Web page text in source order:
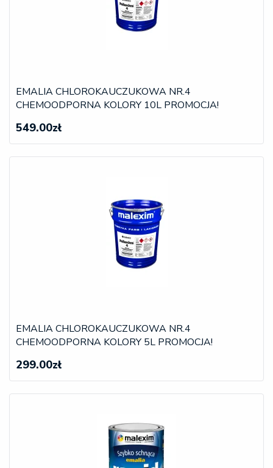
EMALIA CHLOROKAUCZUKOWA NR.4
CHEMOODPORNA KOLORY 10L PROMOCJA!
549.00zł
EMALIA CHLOROKAUCZUKOWA NR.4
CHEMOODPORNA KOLORY 5L PROMOCJA!
299.00zł